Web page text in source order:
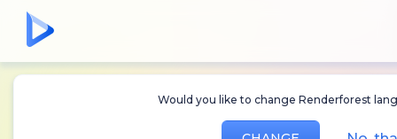
Would you like to change Renderforest
Erstellen SieKI-